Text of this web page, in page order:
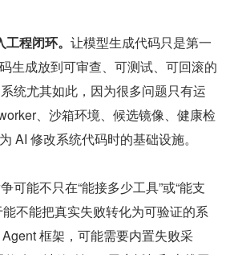
程闭环。 让模型生成代码只是第一
生成放到可审查、可测试、可回滚的
统尤其如此，因为很多问题只有运
、沙箱环境、候选镜像、健康检
AI 修改系统代码时的基础设施。
可能不只在“能接多少工具”或“能支
不能把真实失败转化为可验证的系
框架，可能需要内置失败采